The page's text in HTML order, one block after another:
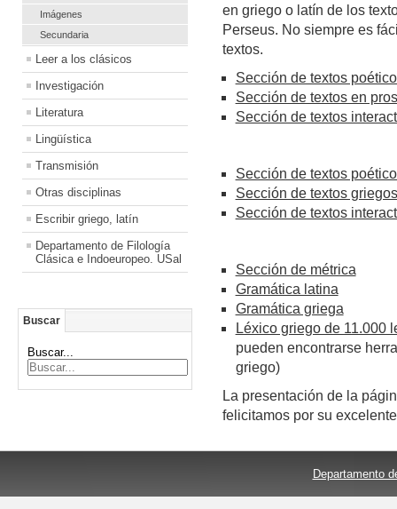
Imágenes
Secundaria
Leer a los clásicos
Investigación
Literatura
Lingüística
Transmisión
Otras disciplinas
Escribir griego, latín
Departamento de Filología
Clásica e Indoeuropeo. USal
Buscar
Buscar...
en griego o latín de los
Perseus. No siempre es
textos.
Sección de textos
Sección de textos en
Sección de textos
Sección de textos
Sección de textos
Sección de textos
Sección de métrica
Gramática latina
Gramática griega
Léxico griego de 11.000
pueden encontrarse
griego)
La presentación de la
felicitamos por su
Departamento